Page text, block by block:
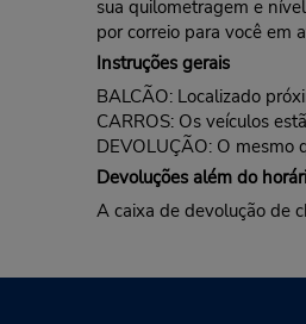
sua quilometragem e
por correio para você em
Instruções gerais
BALCÃO: Localizado
CARROS: Os veículos
DEVOLUÇÃO: O mesmo
Devoluções além do
A caixa de devolução de